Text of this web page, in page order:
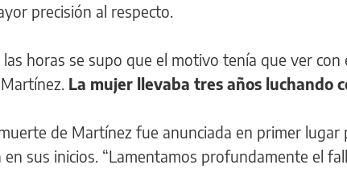
precisión al respecto.
las horas se supo que el motivo tenía que ver con
La mujer llevaba tres años luchando
de Martínez fue anunciada en primer lugar
en sus inicios. “Lamentamos profundamente el